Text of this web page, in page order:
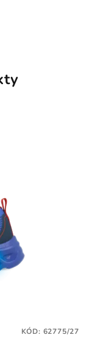
KÓD: 62775/27